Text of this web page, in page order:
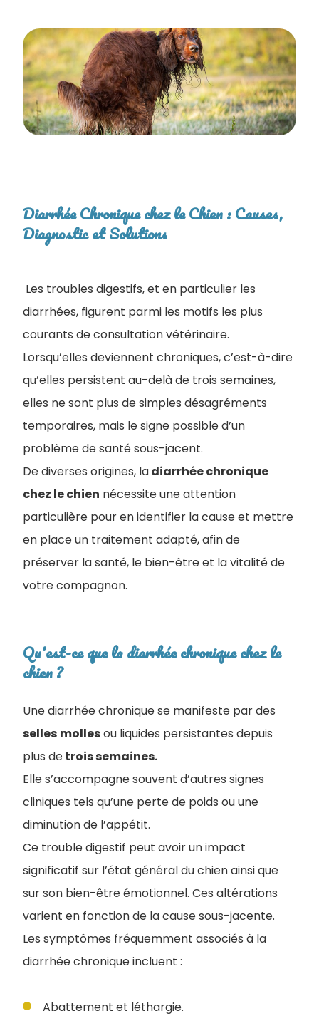
Diarrhée Chronique chez le Chien : Causes,
Diagnostic et Solutions
Les troubles digestifs, et en particulier les
diarrhées, figurent parmi les motifs les plus
courants de consultation vétérinaire.
Lorsqu’elles deviennent chroniques, c’est-à-dire
qu’elles persistent au-delà de trois semaines,
elles ne sont plus de simples désagréments
temporaires, mais le signe possible d’un
problème de santé sous-jacent.
De diverses origines, ladiarrhée chronique
chez le chien ​ nécessite une attention
particulière pour en identifier la cause et mettre
en place un traitement adapté, afin de
préserver la santé, le bien-être et la vitalité de
votre compagnon.
Qu'est-ce que la diarrhée chronique chez le
chien​ ?
Une diarrhée chronique se manifeste par des
selles mollesou liquides persistantes depuis
plus detrois semaines.
Elle s’accompagne souvent d’autres signes
cliniques tels qu’une perte de poids ou une
diminution de l’appétit.
Ce trouble digestif peut avoir un impact
significatif sur l’état général du chien ainsi que
sur son bien-être émotionnel. Ces altérations
varient en fonction de la cause sous-jacente.
Les symptômes fréquemment associés à la
diarrhée chronique incluent :
Abattement et léthargie.